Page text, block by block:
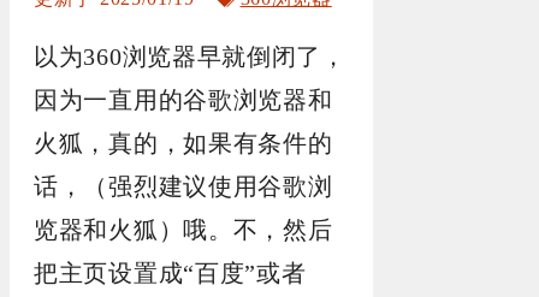
以为360浏览器早就倒闭了，
因为一直用的谷歌浏览器和
火狐，真的，如果有条件的
话，（强烈建议使用谷歌浏
览器和火狐）哦。不，然后
把主页设置成“百度”或者